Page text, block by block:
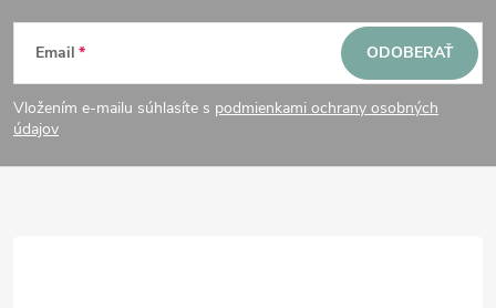
Z
á
p
Email
Vložením e-mailu súhlasíte s podmienkami ochrany osobných
údajov
ODOBERAŤ